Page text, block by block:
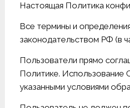
Настоящая Политика
Все термины и
законодательством РФ (в
Пользователи прямо
Политике. Использование
указанными условиями